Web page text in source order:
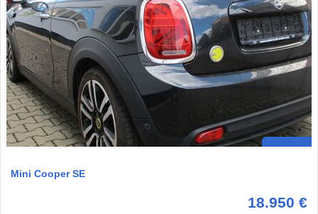
Mini Cooper SE
18.950 €